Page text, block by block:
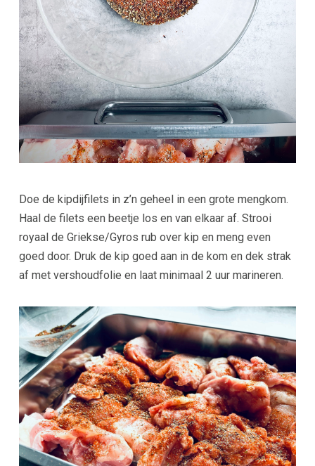
Doe de kipdijfilets in z’n geheel in een grote mengkom.
Haal de filets een beetje los en van elkaar af. Strooi
royaal de Griekse/Gyros rub over kip en meng even
goed door. Druk de kip goed aan in de kom en dek strak
af met vershoudfolie en laat minimaal 2 uur marineren.